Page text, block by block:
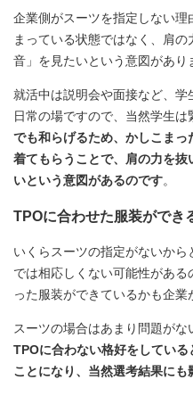
企業側がスーツを指定しない理
まっている状態ではなく、肩
音」を見たいという意図があり
就活中は説明会や面接など、
日常の場ですので、当然学生は
でも和らげるため、かしこま
着てもらうことで、肩の力を
いという意図があるのです。
TPOに合わせた服装ができ
いくらスーツの指定がないか
では相応しくない可能性があ
った服装ができているかも企業
スーツの場合はあまり問題がな
TPOに合わない格好をしてい
ことになり、当然選考結果に